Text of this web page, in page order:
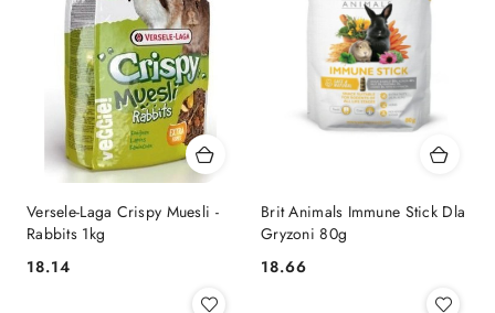
Versele-Laga Crispy Muesli -
Rabbits 1kg
Cena:
18.14
Brit Animals Immune Stick Dla
Gryzoni 80g
Cena:
18.66